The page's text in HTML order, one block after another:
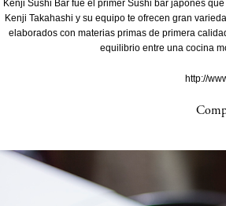
Kenji Sushi Bar fue el primer Sushi bar japonés
Kenji Takahashi y su equipo te ofrecen gran
elaborados con materias primas de primera
equilibrio entre una cocina
http://